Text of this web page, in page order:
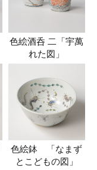
色絵酒呑 二「宇萬
れた図」
色絵鉢 「なまず
とこどもの図」